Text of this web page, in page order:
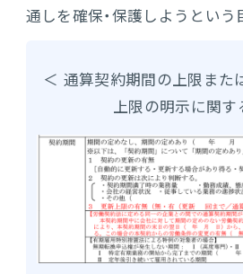
通しを確保・保護しようという
＜ 通算契約期間の上限また
上限の明示に関す